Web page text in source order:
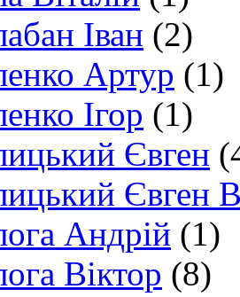
Іван (2)
Артур (1)
Ігор (1)
Євген
Євген
Андрій (1)
Віктор (8)